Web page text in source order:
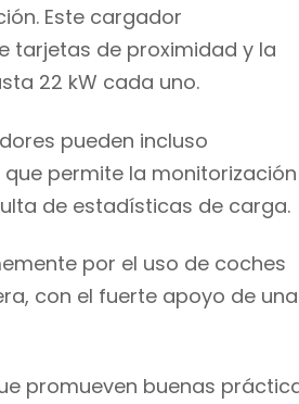
. Este cargador
tarjetas de proximidad y la
22 kW cada uno.
pueden incluso
que permite la
de estadísticas de carga.
por el uso de coches
, con el fuerte apoyo de una
promueven buenas